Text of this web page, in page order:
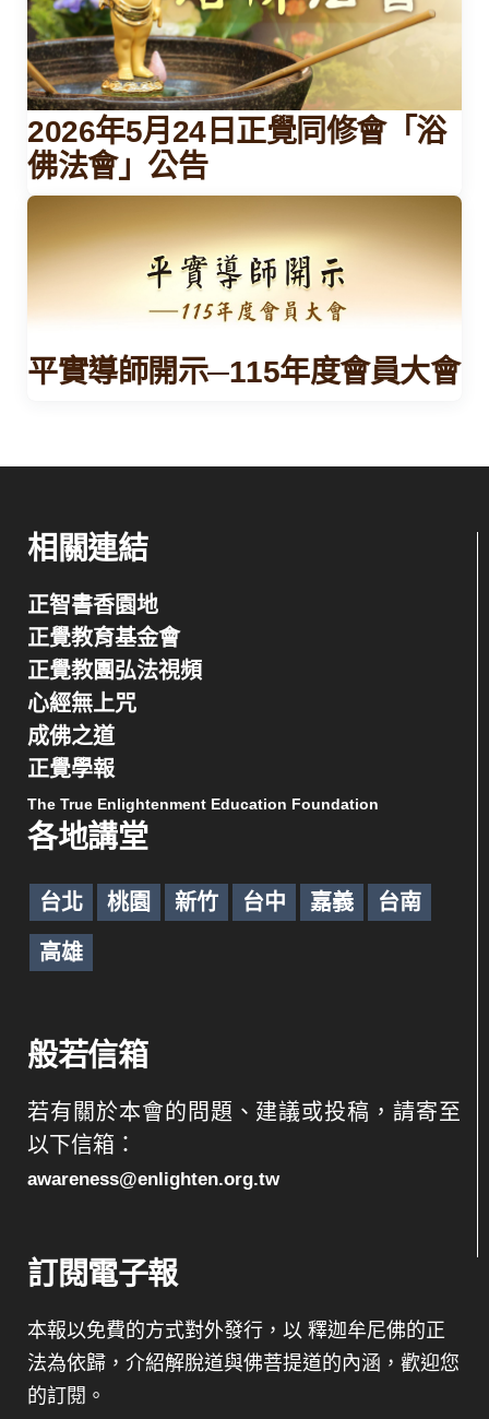
2026年5月24日正覺同修會「浴
佛法會」公告
平實導師開示─115年度會員大會
相關連結
正智書香園地
正覺教育基金會
正覺教團弘法視頻
心經無上咒
成佛之道
正覺學報
The True Enlightenment Education Foundation
各地講堂
台北 桃園 新竹 台中 嘉義 台南
高雄
般若信箱
若有關於本會的問題、建議或投稿，請寄至
以下信箱：
awareness@enlighten.org.tw
訂閱電子報
本報以免費的方式對外發行，以 釋迦牟尼佛的正
法為依歸，介紹解脫道與佛菩提道的內涵，歡迎您
的訂閱。